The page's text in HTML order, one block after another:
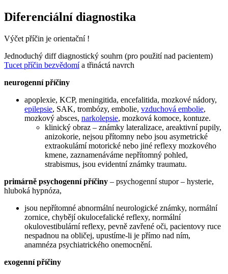
Diferenciální diagnostika
Výčet příčin je orientační !
Jednoduchý diff diagnostický souhrn (pro použití nad pacientem)
Tucet příčin bezvědomía třináctá navrch
neurogenní příčiny
apoplexie, KCP, meningitida, encefalitida, mozkové nádory,
epilepsie, SAK, trombózy, embolie, vzduchová embolie,
mozkový absces, narkolepsie, mozková komoce, kontuze.
klinický obraz – známky lateralizace, areaktivní pupily,
anizokorie, nejsou přítomny nebo jsou asymetrické
extraokulámí motorické nebo jiné reflexy mozkového
kmene, zaznamenáváme nepřítomný pohled,
strabismus, jsou evidentní známky traumatu.
primárně psychogenní příčiny – psychogenní stupor – hysterie,
hluboká hypnóza,
jsou nepřítomné abnormální neurologické známky, normální
zornice, chybějí okulocefalické reflexy, normální
okulovestibulární reflexy, pevně zavřené oči, pacientovy ruce
nespadnou na obličej, upustíme-li je přímo nad ním,
anamnéza psychiatrického onemocnění.
exogenní příčiny